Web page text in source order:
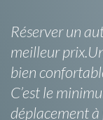
Réserver un
meilleur
bien
C’est le
déplacement